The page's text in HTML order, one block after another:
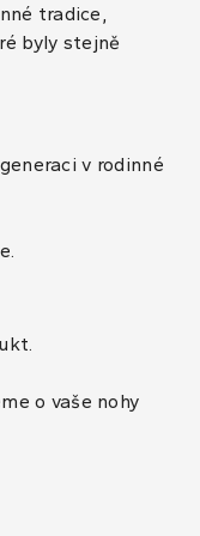
tradice,
byly stejně
v rodinné
o vaše nohy